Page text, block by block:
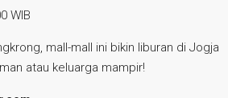
WIB
mall-mall ini bikin liburan di Jogja
atau keluarga mampir!